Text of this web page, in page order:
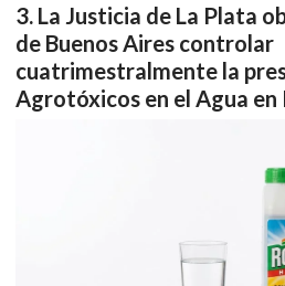
La Justicia de La Plata
de Buenos Aires controlar
cuatrimestralmente la
Agrotóxicos en el Agua en